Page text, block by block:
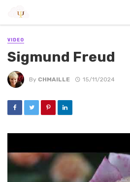
VIDEO
Sigmund Freud
By CHMAILLE 15/11/2024